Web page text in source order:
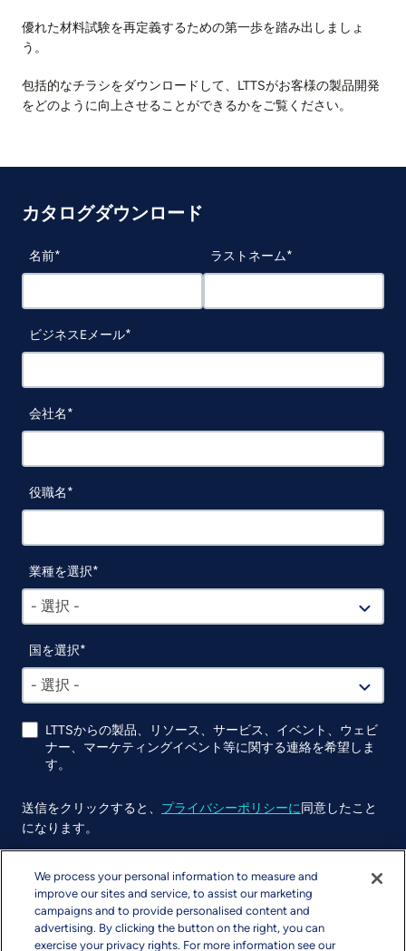
優れた材料試験を再定義するための第一歩を踏み出しましょ
う。
包括的なチラシをダウンロードして、LTTSがお客様の製品開発
をどのように向上させることができるかをご覧ください。
カタログダウンロード
名前 ラストネーム
ビジネスEメール
会社名
役職名
業種を選択
- 選択 -
国を選択
- 選択 -
LTTSからの製品、リソース、サービス、イベント、ウェビ
ナー、マーケティングイベント等に関する連絡を希望しま
す。
送信をクリックすると、 プライバシーポリシーに同意したこと
になります。
We process your personal information to measure and
improve our sites and service, to assist our marketing
campaigns and to provide personalised content and
advertising. By clicking the button on the right, you can
exercise your privacy rights. For more information see our